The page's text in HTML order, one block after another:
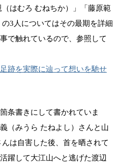
はむろ むねちか）」「藤原範
3人についてはその最期を詳細
で触れているので、参照して
跡を実際に辿って想いを馳せ
条書きにして書かれていま
（みうら たねよし）さんと山
は自害した後、首を晒されて
躍して大江山へと逃げた渡辺